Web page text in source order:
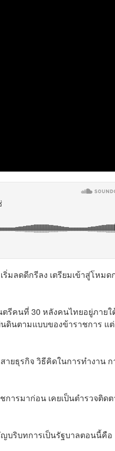
มลดดีกรีลง เตรียมเข้าสู่โหมด
ตรีคนที่ 30 หลังคนไทยอยู่ภายใ
ดินตามแบบของข้าราชการ แต่
ยธุรกิจ วิธีคิดในการทำงาน ก
ารมาก่อน เคยเป็นตำรวจติด
บริบทการเป็นรัฐบาลตอนนี้คือ